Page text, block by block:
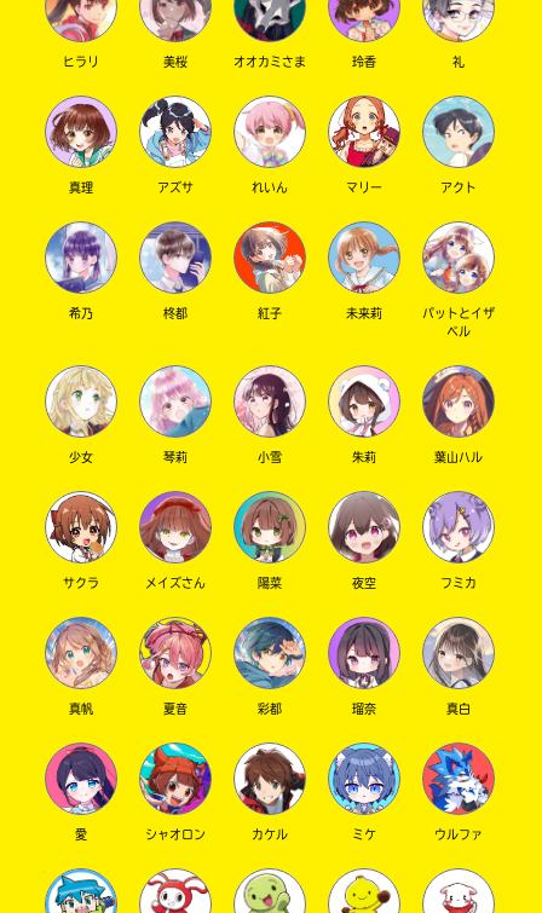
キーワードから探す
SNSでシェアする
ヒラリ 美桜 オオカミさま 玲香 礼
真理 アズサ れいん マリー アクト
希乃 柊都 紅子 未来莉
パットとイザ
ベル
少女 琴莉 小雪 朱莉 葉山ハル
サクラ メイズさん 陽菜 夜空 フミカ
真帆 夏音 彩都 瑠奈 真白
愛 シャオロン カケル ミケ ウルファ